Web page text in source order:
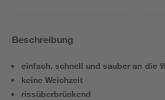
Beschreibung
einfach, schnell und sauber an die
keine Weichzeit
rissüberbrückend